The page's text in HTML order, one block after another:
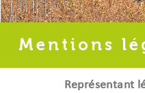
Mentions
Représentant